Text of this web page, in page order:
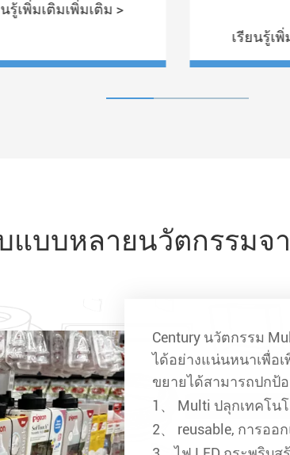
รู้เพิ่มเติมเพิ่มเติม >
เรียนรู้เ
แบบหลายนวัตกรรมจ
Century นวัตกรรม
ได้อย่างแน่นหนาเพื่อ
ขยายได้สามารถปกป้
1、 Multi ปลุกเทคโน
2、 reusable, การออ